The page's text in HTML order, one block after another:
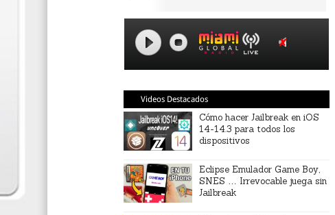
Videos Destacados
Cómo hacer Jailbreak en iOS
14-14.3 para todos los
dispositivos
Eclipse Emulador Game Boy,
SNES … Irrevocable juega sin
Jailbreak